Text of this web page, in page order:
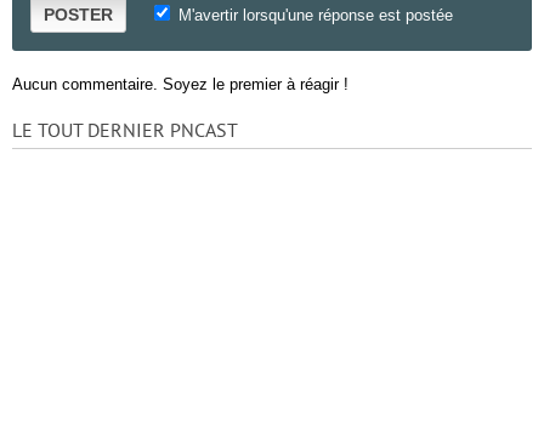
POSTER M'avertir lorsqu'une réponse est postée
Aucun commentaire. Soyez le premier à réagir !
LE TOUT DERNIER PNCAST